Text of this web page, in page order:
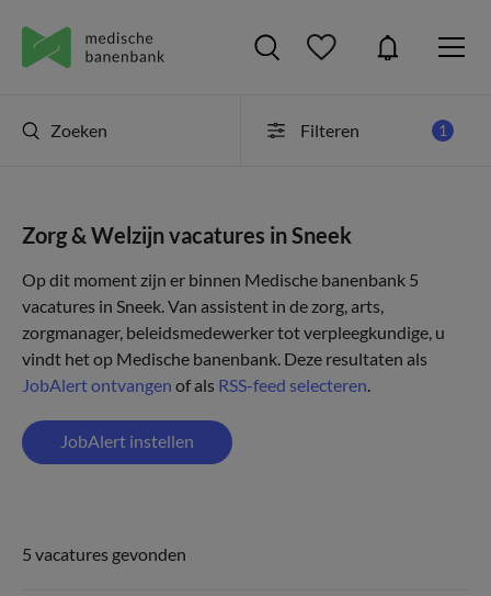
Zoeken Filteren 1
Zorg & Welzijn vacatures in Sneek
Op dit moment zijn er binnen Medische banenbank 5
vacatures in Sneek. Van assistent in de zorg, arts,
zorgmanager, beleidsmedewerker tot verpleegkundige, u
vindt het op Medische banenbank. Deze resultaten als
JobAlert ontvangen of als RSS-feed selecteren.
JobAlert instellen
5 vacatures gevonden